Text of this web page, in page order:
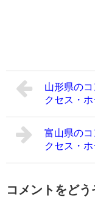
山形県の
クセス・
富山県の
クセス・
コメントをどう